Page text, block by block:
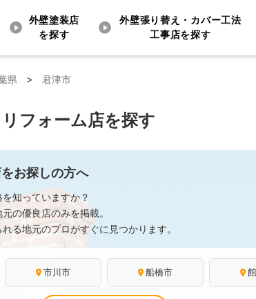
外壁塗装店
を探す
外壁張り替え・カバー工法
工事店を探す
県 > 君津市
フォーム店を探す
お探しの方へ
知っていますか？
の優良店のみを掲載。
る地元のプロがすぐに見つかります。
市川市 船橋市